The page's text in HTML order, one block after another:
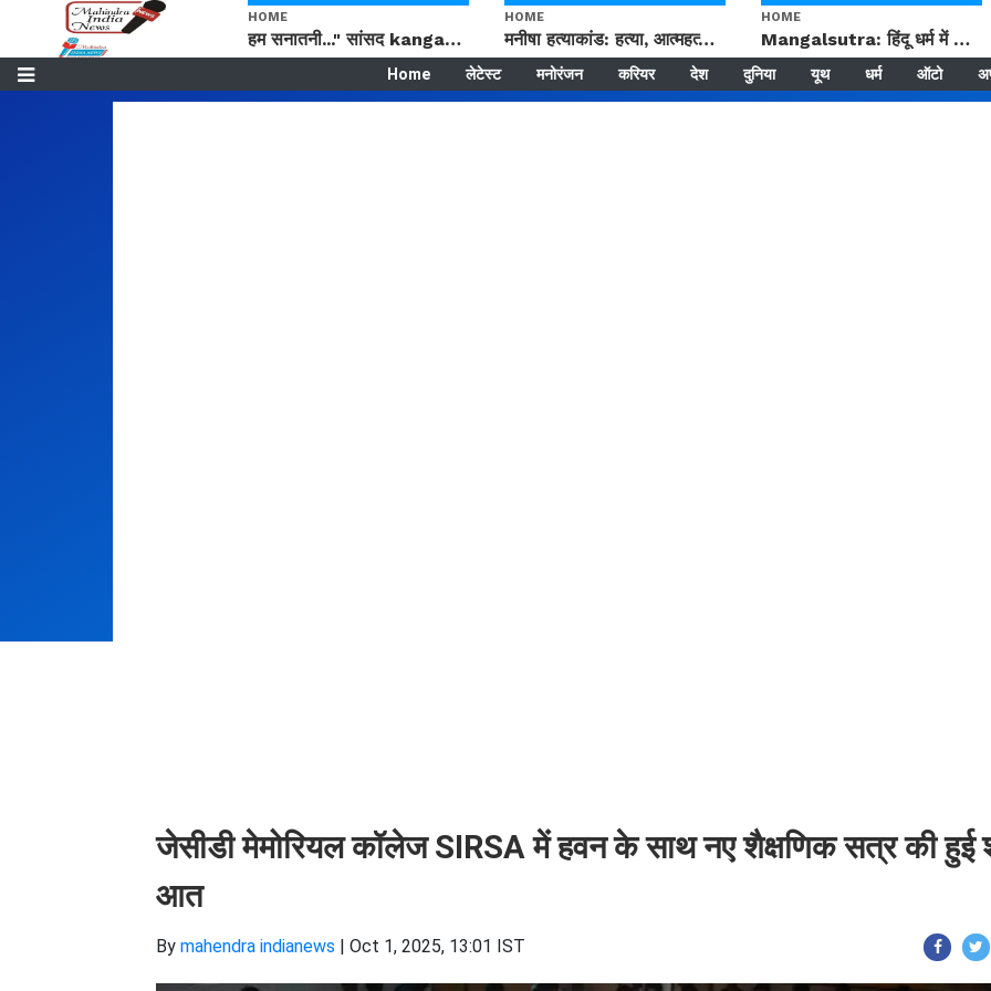
HOME
हम सनातनी..." सांसद kangana Ranaut से क्या बोली लड़की? Viral Jantar-Mantar | CJP protest
HOME
मनीषा हत्याकांड: हत्या, आत्महत्या या कोई बड़ा राज? | Full Story | Josh Haryana
HOME
Mangalsutra: हिंदू धर्म में शादी के बाद मंगलसूत्र क्यों पहनती है महिलाएं, किसने शुरु की ये परंपरा
Home लेटेस्ट मनोरंजन करियर देश दुनिया यूथ धर्म ऑटो
जेसीडी मेमोरियल कॉलेज SIRSA में हवन के साथ नए शैक्षणिक सत्र की हुई
आत
By mahendra indianews | Oct 1, 2025, 13:01 IST